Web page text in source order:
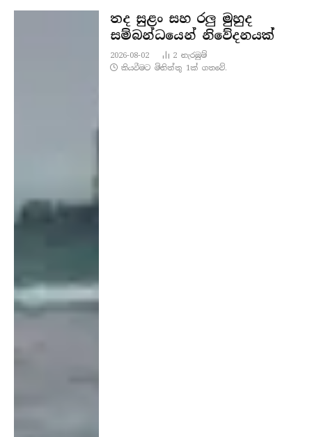
තද සුළං සහ රලු මුහුද
සම්බන්ධයෙන් නිවේදනයක්
2026-08-02 2නැරඹු​ම්
කියවීමට මිනිත්තු 1ක් ගතවේ.